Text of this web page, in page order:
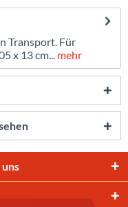
Transport. Für
x 13 cm... mehr